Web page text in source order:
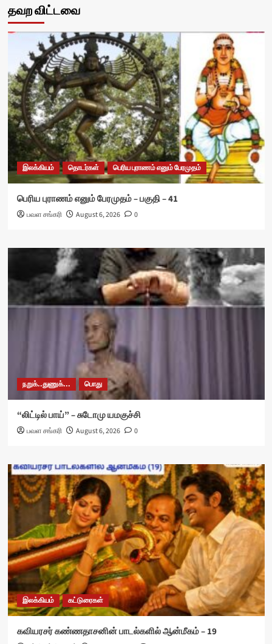
தவற விட்டவை
இலக்கியம் தொடர்கள் பெரிய புராணம் எனும் பேரமுதம்
பெரிய புராணம் எனும் பேரமுதம் – பகுதி – 41
பவள சங்கரி August 6, 2026 0
நறுக்..துணுக்... பொது
“லிட்டில் பாய்” – சுடோமு யமகுச்சி
பவள சங்கரி August 6, 2026 0
இலக்கியம் கட்டுரைகள்
கவியரசர் கண்ணதாசனின் பாடல்களில் ஆன்மீகம் – 19